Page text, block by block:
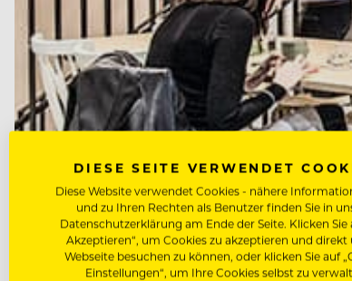
DIESE SEITE VERWENDET
Diese Website verwendet Cookies - nähere
und zu Ihren Rechten als Benutzer finden Sie in
Datenschutzerklärung am Ende der Seite. Klicken Sie
Akzeptieren“, um Cookies zu akzeptieren und direkt
Webseite besuchen zu können, oder klicken Sie auf
Einstellungen“, um Ihre Cookies selbst zu